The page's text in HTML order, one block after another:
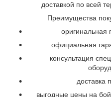
доставкой по всей
Преимущества
оригинальная
официальная
консультация
доставка
выгодные цены на